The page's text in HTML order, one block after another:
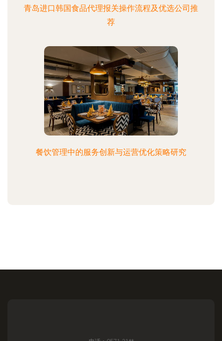
青岛进口韩国食品代理报关操作流程及优选公司推
荐
餐饮管理中的服务创新与运营优化策略研究